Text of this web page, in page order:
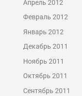
Апрель 2012
Февраль 2012
Январь 2012
Декабрь 2011
Ноябрь 2011
Октябрь 2011
Сентябрь 2011